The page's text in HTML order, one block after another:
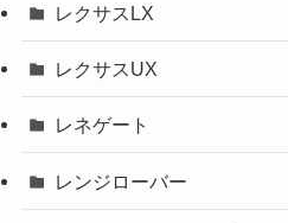
レクサスLX
レクサスUX
レネゲート
レンジローバー